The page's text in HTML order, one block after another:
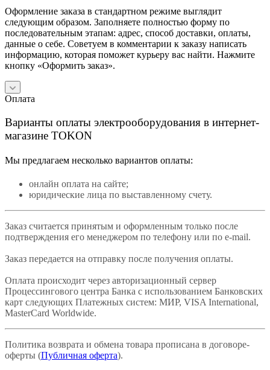
Оформление заказа в стандартном режиме выглядит
следующим образом. Заполняете полностью форму по
последовательным этапам: адрес, способ доставки, оплаты,
данные о себе. Советуем в комментарии к заказу написать
информацию, которая поможет курьеру вас найти. Нажмите
кнопку «Оформить заказ».
Оплата
Варианты оплаты электрооборудования в интернет-
магазине TOKON
Мы предлагаем несколько вариантов оплаты:
онлайн оплата на сайте;
юридические лица по выставленному счету.
Заказ считается принятым и оформленным только после
подтверждения его менеджером по телефону или по e-mail.
Заказ передается на отправку после получения оплаты.
Оплата происходит через авторизационный сервер
Процессингового центра Банка с использованием Банковских
карт следующих Платежных систем: МИР, VISA International,
MasterCard Worldwide.
Политика возврата и обмена товара прописана в договоре-
оферты (Публичная оферта).